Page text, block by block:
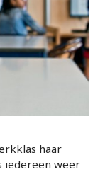
haar
iedereen weer